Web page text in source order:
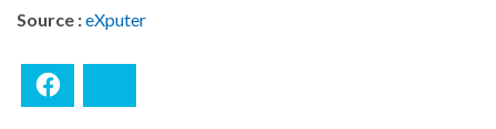
Source :eXputer